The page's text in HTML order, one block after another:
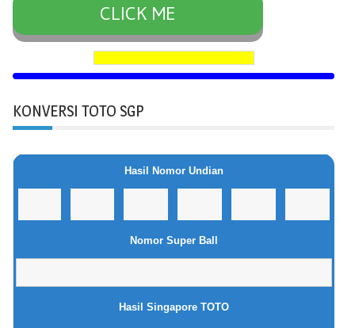
CLICK ME
KONVERSI TOTO SGP
Hasil Nomor Undian
Nomor Super Ball
Hasil Singapore TOTO